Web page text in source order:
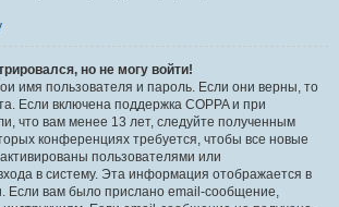
но не могу войти!
имя пользователя и пароль. Если они верны, то
Если включена поддержка COPPA и при
что вам менее 13 лет, следуйте полученным
конференциях требуется, чтобы все новые
пользователями или
в систему. Эта информация отображается в
Если вам было прислано email-сообщение,